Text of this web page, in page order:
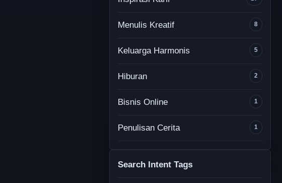
Menulis Kreatif 8
Keluarga Harmonis 5
Hiburan 2
Bisnis Online 1
Penulisan Cerita 1
Search Intent Tags